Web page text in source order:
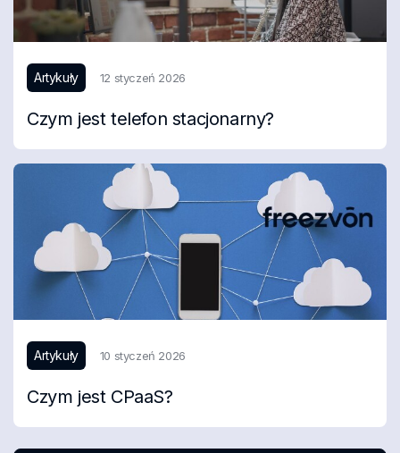
Artykuły 12 styczeń 2026
Czym jest telefon stacjonarny?
Artykuły 10 styczeń 2026
Czym jest CPaaS?